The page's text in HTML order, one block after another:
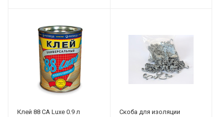
Клей 88 CA Luxe 0.9 л
Скоба для изоляции